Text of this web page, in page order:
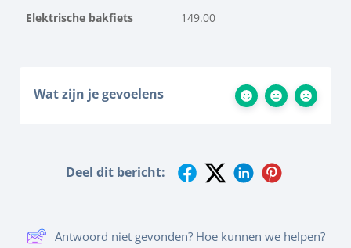
Elektrische bakfiets
149.00
Wat zijn je gevoelens
Deel dit bericht:
Antwoord niet gevonden? Hoe kunnen we helpen?